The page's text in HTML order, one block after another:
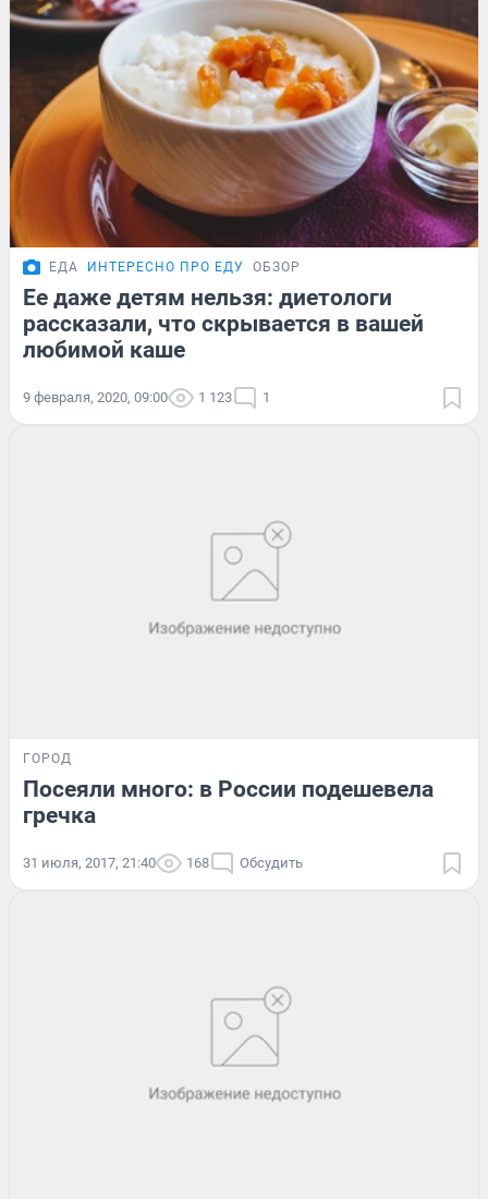
ЕДА ИНТЕРЕСНО ПРО ЕДУ ОБЗОР
Ее даже детям нельзя: диетологи
рассказали, что скрывается в вашей
любимой каше
9 февраля, 2020, 09:00 1 123 1
ГОРОД
Посеяли много: в России подешевела
гречка
31 июля, 2017, 21:40 168 Обсудить